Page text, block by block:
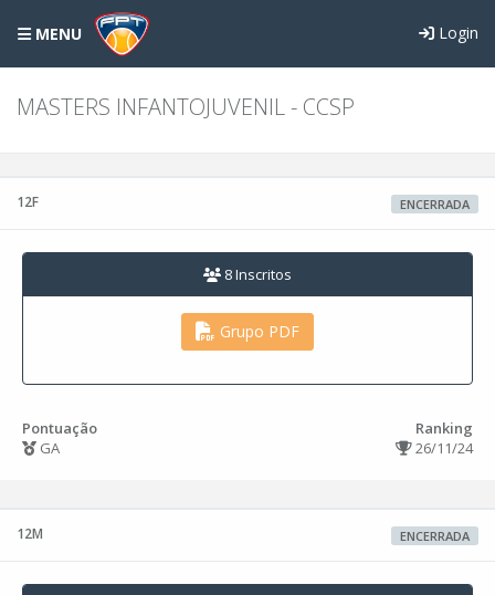
MENU Login
MASTERS INFANTOJUVENIL - CCSP
ENCERRADA
12F
8 Inscritos
Grupo PDF
Pontuação
GA
Ranking
26/11/24
ENCERRADA
12M